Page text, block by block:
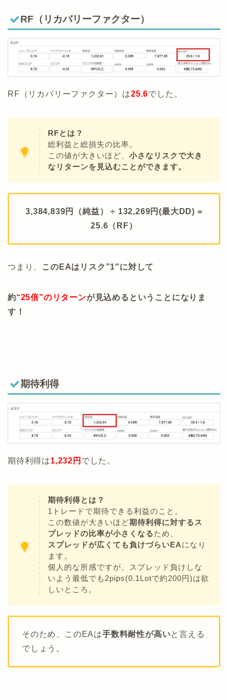
RF（リカバリーファクター）
RF（リカバリーファクター）は25.6でした。
RFとは？
総利益と総損失の比率。
この値が大きいほど、 小さなリスクで大き
なリターンを見込むことができます。
3,384,839円（純益） ÷ 132,269円(最大DD) =
25.6（RF）
つまり、 このEAはリスク”1″に対して
約“25倍”のリターンが見込めるということになりま
す！
期待利得
期待利得は1,232円 でした。
期待利得とは？
1トレードで期待できる利益のこと。
この数値が大きいほど期待利得に対するス
プレッドの比率が小さくなるため、
スプレッドが広くても負けづらいEAになり
ます。
個人的な所感ですが、スプレッド負けしな
いよう最低でも2pips(0.1Lotで約200円)は欲
しいところ。
そのため、このEAは手数料耐性が高いと言える
でしょう。